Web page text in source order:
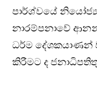
පාර්ශ්වයේ නියෝජ්‍ය
නාරම්පනාවේ
ධර්ම දේශකයාණන්
කිරීමට ද